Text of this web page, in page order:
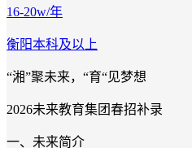
16-20w/年
衡阳本科及以上
“湘”聚未来，“育“见梦想
2026未来教育集团春招补录
一、未来简介